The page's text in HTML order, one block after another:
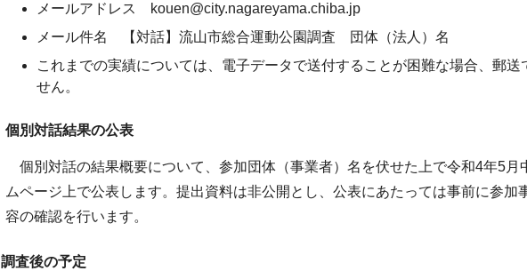
メールアドレス kouen@city.nagareyama.chiba.jp
メール件名 【対話】流山市総合運動公園調査 団体（法人）名
これまでの実績については、電子データで送付することが困難な場合、郵送
せん。
個別対話結果の公表
個別対話の結果概要について、参加団体（事業者）名を伏せた上で令和4年5月
ムページ上で公表します。提出資料は非公開とし、公表にあたっては事前に参加
容の確認を行います。
調査後の予定